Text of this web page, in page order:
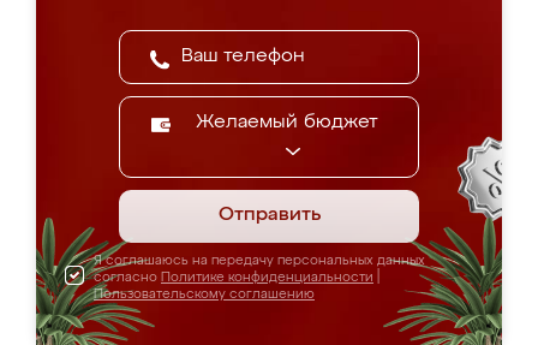
Желаемый бюджет
Отправить
Я соглашаюсь на передачу персональных данных
согласно Политике конфиденциальности
Пользовательскому соглашению